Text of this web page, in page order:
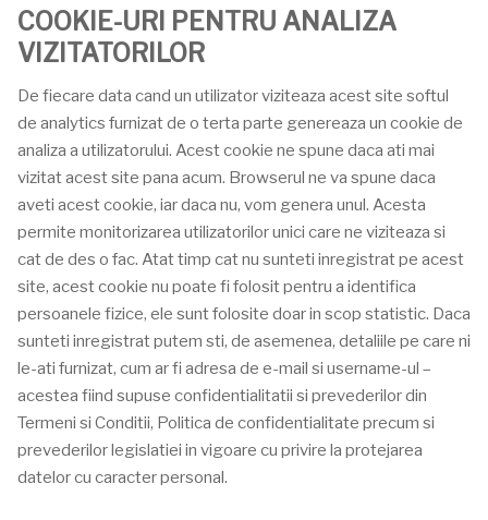
COOKIE-URI PENTRU ANALIZA
VIZITATORILOR
De fiecare data cand un utilizator viziteaza acest site softul
de analytics furnizat de o terta parte genereaza un cookie de
analiza a utilizatorului. Acest cookie ne spune daca ati mai
vizitat acest site pana acum. Browserul ne va spune daca
aveti acest cookie, iar daca nu, vom genera unul. Acesta
permite monitorizarea utilizatorilor unici care ne viziteaza si
cat de des o fac. Atat timp cat nu sunteti inregistrat pe acest
site, acest cookie nu poate fi folosit pentru a identifica
persoanele fizice, ele sunt folosite doar in scop statistic. Daca
sunteti inregistrat putem sti, de asemenea, detaliile pe care ni
le-ati furnizat, cum ar fi adresa de e-mail si username-ul –
acestea fiind supuse confidentialitatii si prevederilor din
Termeni si Conditii, Politica de confidentialitate precum si
prevederilor legislatiei in vigoare cu privire la protejarea
datelor cu caracter personal.